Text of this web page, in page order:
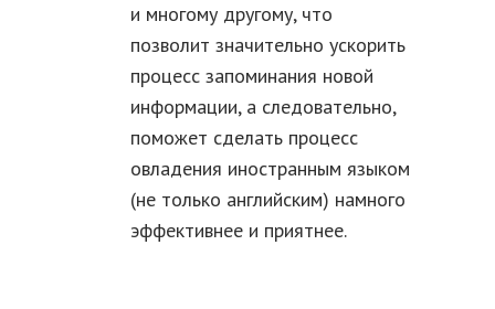
и многому другому, что
позволит значительно ускорить
процесс запоминания новой
информации, а следовательно,
поможет сделать процесс
овладения иностранным языком
(не только английским) намного
эффективнее и приятнее.